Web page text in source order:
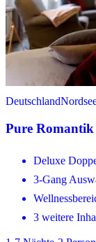
Deutschland
Pure
Deluxe
3-Gang
3 weitere